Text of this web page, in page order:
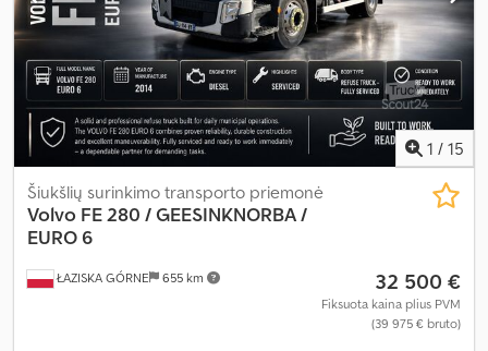
1 / 15
ŁAZISKA GÓRNE 655 km
Šiukšlių surinkimo transporto priemonė
Volvo FE 280 / GEESINKNORBA /
EURO 6
32 500 €
Fiksuota kaina plius PVM
(39 975 € bruto)